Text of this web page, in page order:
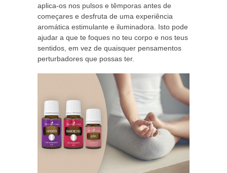
aplica-os nos pulsos e têmporas antes de
começares e desfruta de uma experiência
aromática estimulante e iluminadora. Isto pode
ajudar a que te foques no teu corpo e nos teus
sentidos, em vez de quaisquer pensamentos
perturbadores que possas ter.